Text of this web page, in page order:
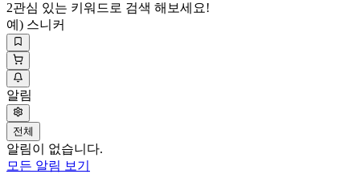
2관심 있는 키워드로 검색 해보세요!
예) 스니커
알림
전체
알림이 없습니다.
모든 알림 보기